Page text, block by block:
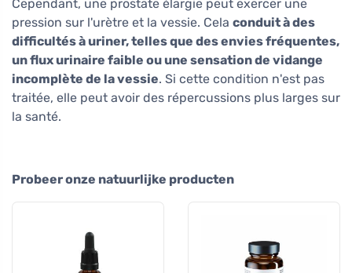
Cependant, une prostate élargie peut exercer une
pression sur l'urètre et la vessie. Cela conduit à des
difficultés à uriner, telles que des envies fréquentes,
un flux urinaire faible ou une sensation de vidange
incomplète de la vessie. Si cette condition n'est pas
traitée, elle peut avoir des répercussions plus larges sur
la santé.
Probeer onze natuurlijke producten